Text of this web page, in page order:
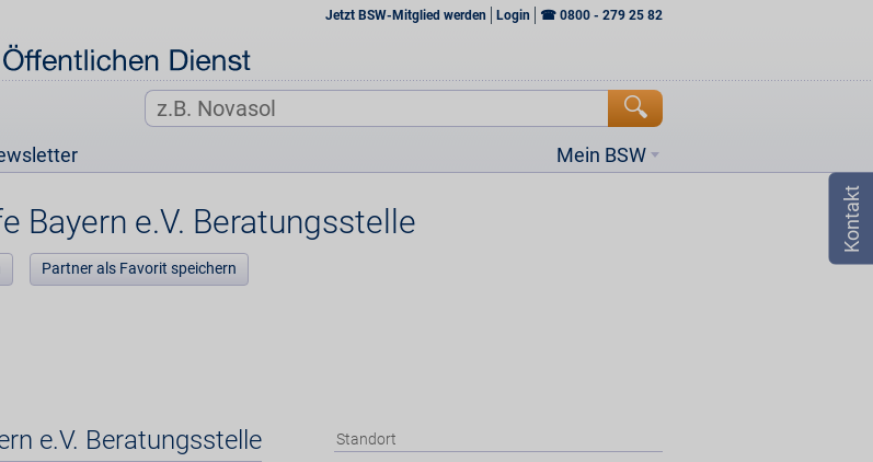
Jetzt BSW-Mitglied werden Login ☎ 0800 - 279 25 82
Mein BSW
Bayern e.V. Beratungsstelle
Partner als Favorit speichern
e.V. Beratungsstelle Standort